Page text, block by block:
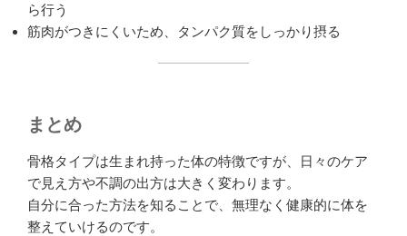
ら行う
筋肉がつきにくいため、タンパク質をしっかり摂る
まとめ
骨格タイプは生まれ持った体の特徴ですが、日々のケア
で見え方や不調の出方は大きく変わります。
自分に合った方法を知ることで、無理なく健康的に体を
整えていけるのです。